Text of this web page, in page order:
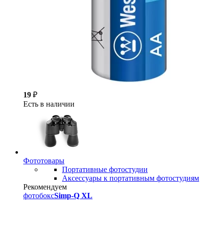
19 ₽
Есть в наличии
Фототовары
Портативные фотостудии
Аксессуары к портативным фотостудиям
Рекомендуем
фотобоксSimp-Q XL